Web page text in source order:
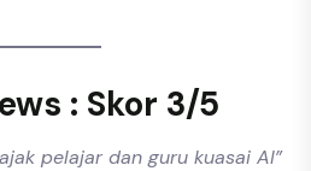
: Skor 3/5
pelajar dan guru kuasai AI”